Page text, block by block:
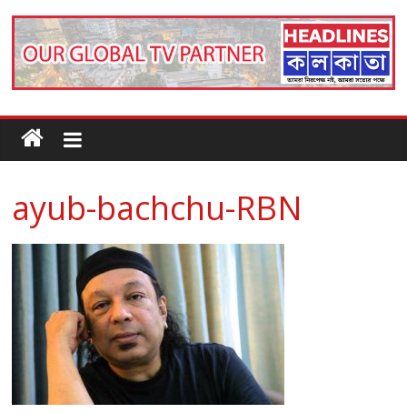
ayub-bachchu-RBN